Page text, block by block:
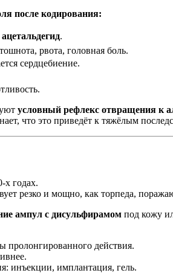
после кодирования:
ацетальдегид.
рвота, головная боль.
сердцебиение.
условный рефлекс отвращения к
что это приведёт к тяжёлым
х годах.
резко и мощно, как торпеда,
ампул с дисульфирамом под кожу
пролонгированного действия.
инъекции, имплантация, гель.